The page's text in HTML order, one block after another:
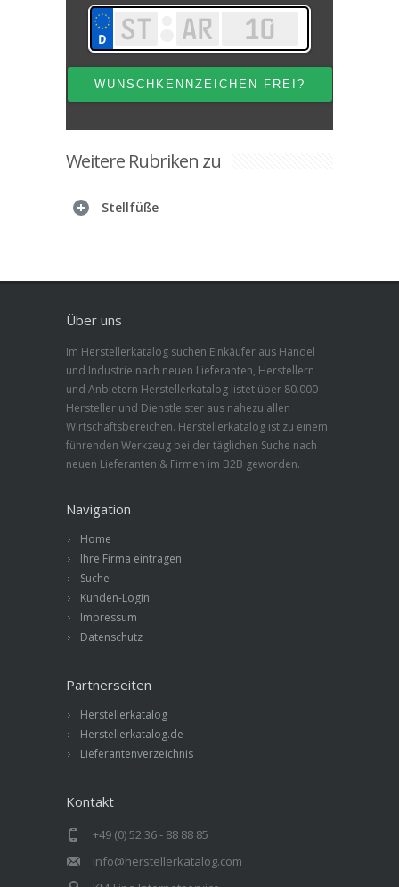
Weitere Rubriken zu
Stellfüße
Über uns
Im Herstellerkatalog suchen Einkäufer aus Handel
und Industrie nach neuen Lieferanten, Herstellern
und Anbietern Herstellerkatalog listet über 80.000
Hersteller und Dienstleister aus nahezu allen
Wirtschaftsbereichen. Herstellerkatalog ist zu einem
führenden Werkzeug bei der täglichen Suche nach
neuen Lieferanten & Firmen im B2B geworden.
Navigation
Home
Ihre Firma eintragen
Suche
Kunden-Login
Impressum
Datenschutz
Partnerseiten
Herstellerkatalog
Herstellerkatalog.de
Lieferantenverzeichnis
Kontakt
+49 (0) 52 36 - 88 88 85
info@herstellerkatalog.com